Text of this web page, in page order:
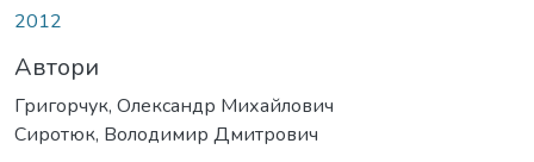
2012
Автори
Григорчук, Олександр Михайлович
Сиротюк, Володимир Дмитрович